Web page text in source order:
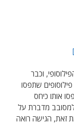
וכבר
שתפסו
אותו כיחס
למסובב מדברת על
זאת, הגישה רואה